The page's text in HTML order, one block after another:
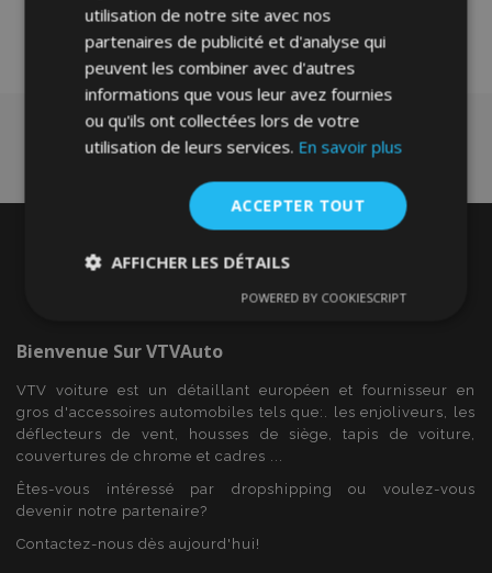
d'achats
Bienvenue SurVTVAuto
VTV voiture est un détaillant européen et fournisseur en
gros d'accessoires automobiles tels que:. les enjoliveurs, les
déflecteurs de vent, housses de siège, tapis de voiture,
couvertures de chrome et cadres ...
Êtes-vous intéressé par dropshipping ou voulez-vous
devenir notre partenaire?
Contactez-nous dès aujourd'hui!
utilisation de notre site avec nos
partenaires de publicité et d'analyse qui
peuvent les combiner avec d'autres
informations que vous leur avez fournies
ou qu'ils ont collectées lors de votre
utilisation de leurs services. En savoir plus
ACCEPTER TOUT
AFFICHER LES DÉTAILS
Performance Ciblage
Fonctionnalité
POWERED BY COOKIESCRIPT